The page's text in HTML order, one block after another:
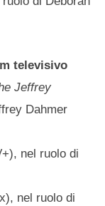
televisivo
Jeffrey
Dahmer
nel ruolo di
nel ruolo di